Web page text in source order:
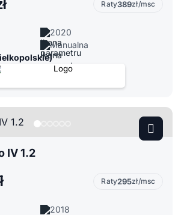
Raty389zł/msc
2020
Manualna
IV 1.2
Raty295zł/msc
2018